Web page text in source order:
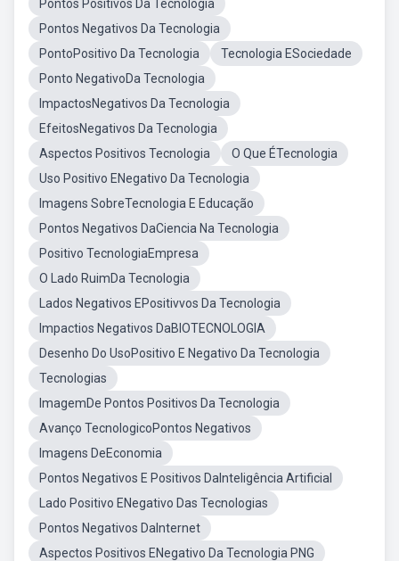
Pontos Positivos Da Tecnologia
Pontos Negativos Da Tecnologia
PontoPositivo Da Tecnologia
Tecnologia ESociedade
Ponto NegativoDa Tecnologia
ImpactosNegativos Da Tecnologia
EfeitosNegativos Da Tecnologia
Aspectos Positivos Tecnologia
O Que ÉTecnologia
Uso Positivo ENegativo Da Tecnologia
Imagens SobreTecnologia E Educação
Pontos Negativos DaCiencia Na Tecnologia
Positivo TecnologiaEmpresa
O Lado RuimDa Tecnologia
Lados Negativos EPositivvos Da Tecnologia
Impactios Negativos DaBIOTECNOLOGIA
Desenho Do UsoPositivo E Negativo Da Tecnologia
Tecnologias
ImagemDe Pontos Positivos Da Tecnologia
Avanço TecnologicoPontos Negativos
Imagens DeEconomia
Pontos Negativos E Positivos DaInteligência Artificial
Lado Positivo ENegativo Das Tecnologias
Pontos Negativos DaInternet
Aspectos Positivos ENegativo Da Tecnologia PNG